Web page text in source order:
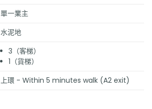
單一業主
水泥地
3（客梯）
1（貨梯）
上環 - Within 5 minutes walk (A2 exit)